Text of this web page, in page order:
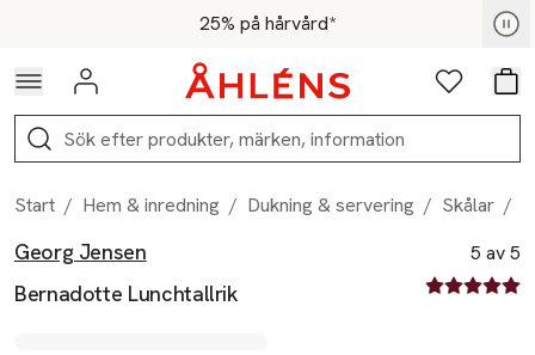
Hoppa till navigationsmenyn25% på hårvård*
För medlemmar - Shoppa nu
Logga in Favoriter
Sök
Start / Hem & inredning / Dukning & servering / Skålar /
Produktbilder
Hoppa över bildspelet
Georg Jensen
Bernadotte Lunchtallrik
5 av 5
5 av fem
Produktinformation